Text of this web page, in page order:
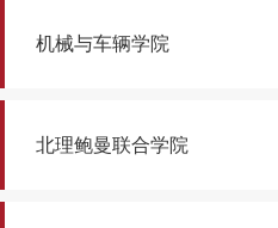
机械与车辆学院
北理鲍曼联合学院